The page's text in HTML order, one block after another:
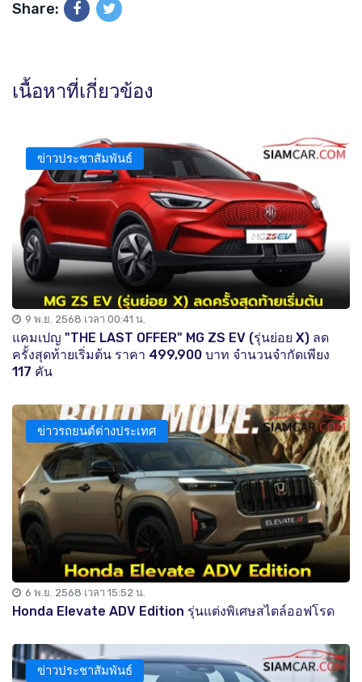
Share:
เนื้อหาที่เกี่ยวข้อง
ข่าวประชาสัมพันธ์
9 พ.ย. 2568 เวลา 00:41 น.
แคมเปญ "THE LAST OFFER" MG ZS EV (รุ่นย่อย X) ลด
ครั้งสุดท้ายเริ่มต้น ราคา 499,900 บาท จำนวนจำกัดเพียง
117 คัน
ข่าวรถยนต์ต่างประเทศ
6 พ.ย. 2568 เวลา 15:52 น.
Honda Elevate ADV Edition รุ่นแต่งพิเศษสไตล์ออฟโรด
ข่าวประชาสัมพันธ์